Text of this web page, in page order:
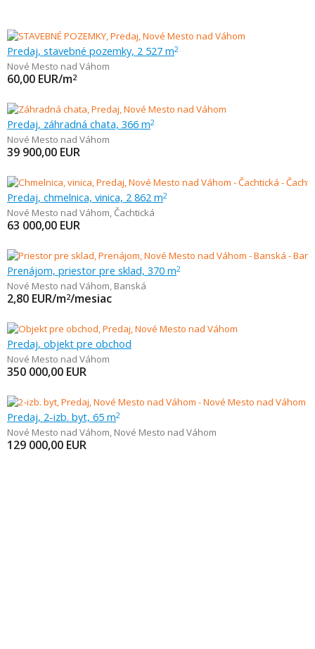
Predaj, stavebné pozemky, 2 527 m2
Nové Mesto nad Váhom
60,00 EUR/m2
Predaj, záhradná chata, 366 m2
Nové Mesto nad Váhom
39 900,00 EUR
Predaj, chmelnica, vinica, 2 862 m2
Nové Mesto nad Váhom, Čachtická
63 000,00 EUR
Prenájom, priestor pre sklad, 370 m2
Nové Mesto nad Váhom, Banská
2,80 EUR/m2/mesiac
Predaj, objekt pre obchod
Nové Mesto nad Váhom
350 000,00 EUR
Predaj, 2-izb. byt, 65 m2
Nové Mesto nad Váhom, Nové Mesto nad Váhom
129 000,00 EUR